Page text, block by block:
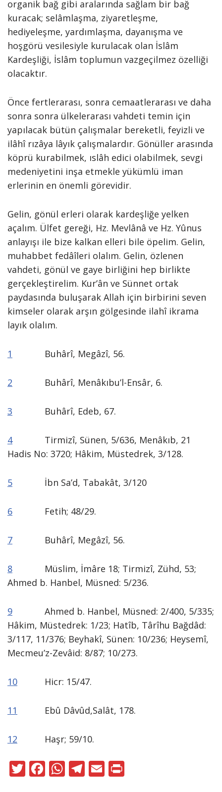
organik bağ gibi aralarında sağlam bir bağ
kuracak; selâmlaşma, ziyaretleşme,
hediyeleşme, yardımlaşma, dayanışma ve
hoşgörü vesilesiyle kurulacak olan İslâm
Kardeşliği, İslâm toplumun vazgeçilmez özelliği
olacaktır.
Önce fertlerarası, sonra cemaatlerarası ve daha
sonra sonra ülkelerarası vahdeti temin için
yapılacak bütün çalışmalar bereketli, feyizli ve
ilâhî rızâya lâyık çalışmalardır. Gönüller arasında
köprü kurabilmek, ıslâh edici olabilmek, sevgi
medeniyetini inşa etmekle yükümlü iman
erlerinin en önemli görevidir.
Gelin, gönül erleri olarak kardeşliğe yelken
açalım. Ülfet gereği, Hz. Mevlânâ ve Hz. Yûnus
anlayışı ile bize kalkan elleri bile öpelim. Gelin,
muhabbet fedâîleri olalım. Gelin, özlenen
vahdeti, gönül ve gaye birliğini hep birlikte
gerçekleştirelim. Kur’ân ve Sünnet ortak
paydasında buluşarak Allah için birbirini seven
kimseler olarak arşın gölgesinde ilahî ikrama
layık olalım.
1 Buhârî, Megâzî, 56.
2 Buhârî, Menâkıbu’l-Ensâr, 6.
3 Buhârî, Edeb, 67.
4Tirmizî, Sünen, 5/636, Menâkıb, 21
Hadis No: 3720; Hâkim, Müstedrek, 3/128.
5 İbn Sa’d, Tabakât, 3/120
6 Fetih; 48/29.
7 Buhârî, Megâzî, 56.
8 Müslim, İmâre 18; Tirmizî, Zühd, 53;
Ahmed b. Hanbel, Müsned: 5/236.
9 Ahmed b. Hanbel, Müsned: 2/400, 5/335;
Hâkim, Müstedrek: 1/23; Hatîb, Târîhu Bağdâd:
3/117, 11/376; Beyhakî, Sünen: 10/236; Heysemî,
Mecmeu’z-Zevâid: 8/87; 10/273.
10 Hicr: 15/47.
11 Ebû Dâvûd,Salât, 178.
12 Haşr; 59/10.
T F W T E